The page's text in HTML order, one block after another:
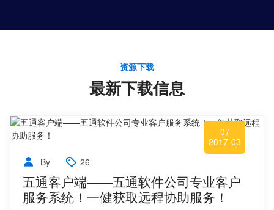
资源下载
最新下载信息
07
2017-03
By
26
五通客户端——五通软件公司专业客户
服务系统！一健获取远程协助服务！